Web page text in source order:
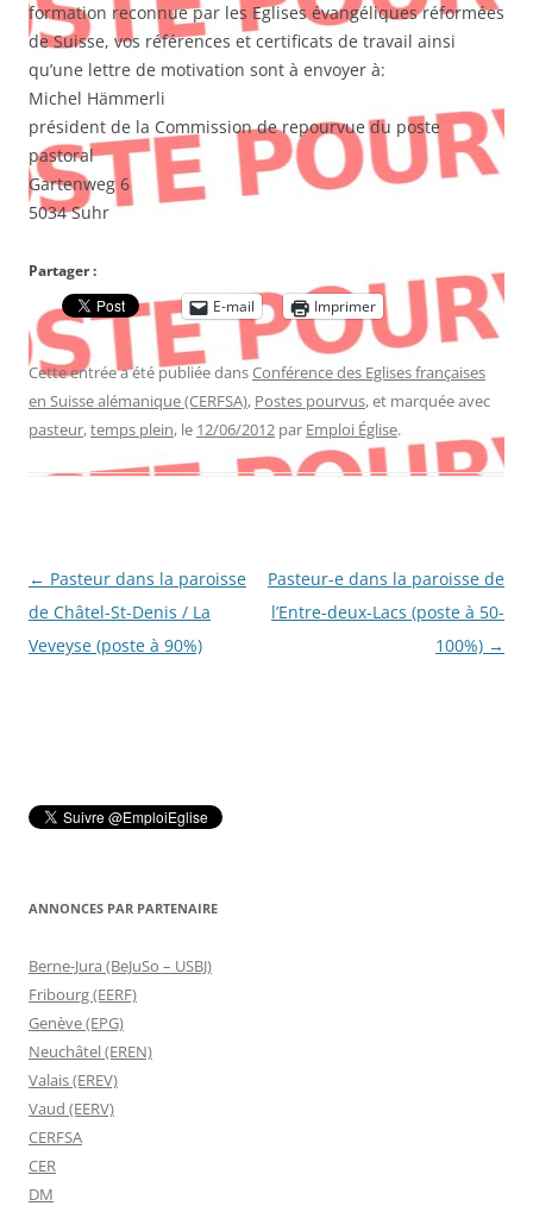
formation reconnue par les Eglises évangéliques réformées
de Suisse, vos références et certificats de travail ainsi
qu’une lettre de motivation sont à envoyer à:
Michel Hämmerli
président de la Commission de repourvue du poste
pastoral
Gartenweg 6
5034 Suhr
Partager :
E-mail
Imprimer
Cette entrée a été publiée dansConférence des Eglises françaises
en Suisse alémanique (CERFSA), Postes pourvus, et marquée avec
pasteur,temps plein, le 12/06/2012 par Emploi Église.
Navigation
des
articles
← Pasteur dans la paroisse
de Châtel-St-Denis / La
Veveyse (poste à 90%)
Pasteur-e dans la paroisse de
l’Entre-deux-Lacs (poste à 50-
100%) →
ANNONCES PAR PARTENAIRE
Berne-Jura (BeJuSo – USBJ)
Fribourg (EERF)
Genève (EPG)
Neuchâtel (EREN)
Valais (EREV)
Vaud (EERV)
CERFSA
CER
DM